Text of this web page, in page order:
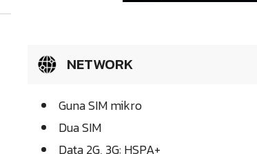
NETWORK
Guna SIM mikro
Dua SIM
Data 2G, 3G: HSPA+